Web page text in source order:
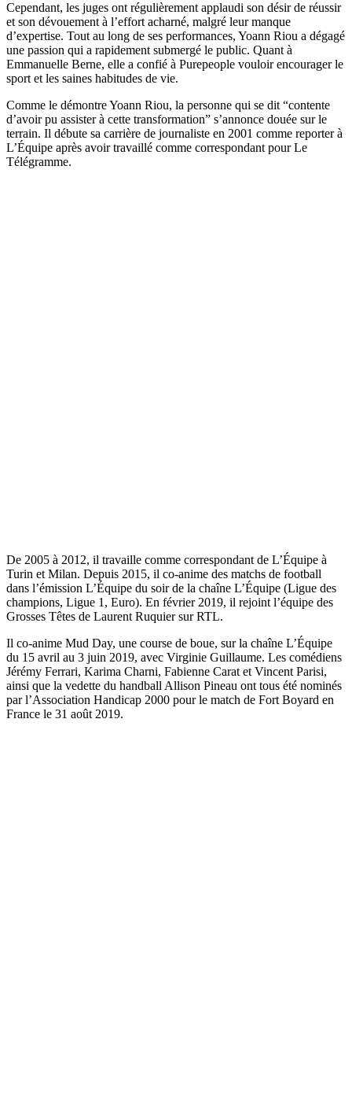
Cependant, les juges ont régulièrement applaudi son désir de réussir
et son dévouement à l’effort acharné, malgré leur manque
d’expertise. Tout au long de ses performances, Yoann Riou a dégagé
une passion qui a rapidement submergé le public. Quant à
Emmanuelle Berne, elle a confié à Purepeople vouloir encourager le
sport et les saines habitudes de vie.
Comme le démontre Yoann Riou, la personne qui se dit “contente
d’avoir pu assister à cette transformation” s’annonce douée sur le
terrain. Il débute sa carrière de journaliste en 2001 comme reporter à
L’Équipe après avoir travaillé comme correspondant pour Le
Télégramme.
De 2005 à 2012, il travaille comme correspondant de L’Équipe à
Turin et Milan. Depuis 2015, il co-anime des matchs de football
dans l’émission L’Équipe du soir de la chaîne L’Équipe (Ligue des
champions, Ligue 1, Euro). En février 2019, il rejoint l’équipe des
Grosses Têtes de Laurent Ruquier sur RTL.
Il co-anime Mud Day, une course de boue, sur la chaîne L’Équipe
du 15 avril au 3 juin 2019, avec Virginie Guillaume. Les comédiens
Jérémy Ferrari, Karima Charni, Fabienne Carat et Vincent Parisi,
ainsi que la vedette du handball Allison Pineau ont tous été nominés
par l’Association Handicap 2000 pour le match de Fort Boyard en
France le 31 août 2019.